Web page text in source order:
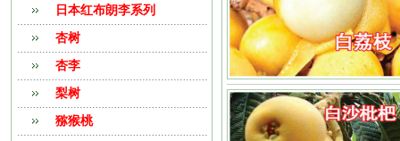
日本红布朗李系列
杏树
杏李
梨树
猕猴桃